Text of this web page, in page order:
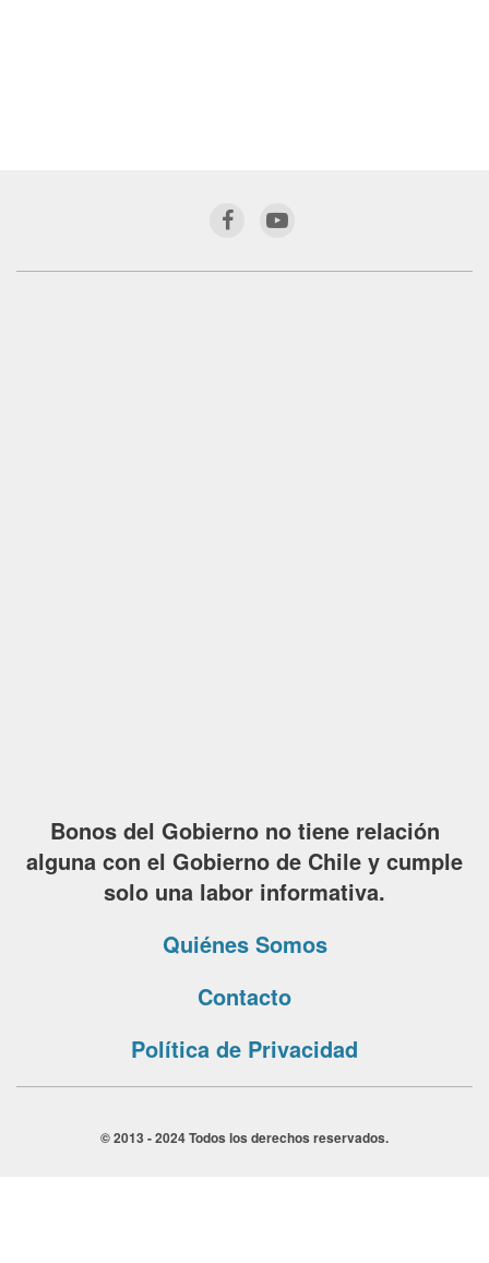
Bonos del Gobierno no tiene relación
alguna con el Gobierno de Chile y cumple
solo una labor informativa.
Quiénes Somos
Contacto
Política de Privacidad
© 2013 - 2024 Todos los derechos reservados.